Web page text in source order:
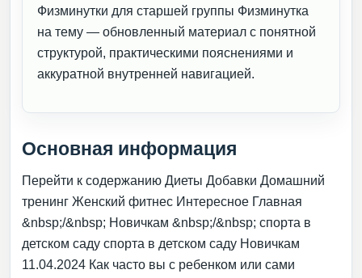
Физминутки для старшей группы Физминутка
на тему — обновленный материал с понятной
структурой, практическими пояснениями и
аккуратной внутренней навигацией.
Основная информация
Перейти к содержанию Диеты Добавки Домашний
тренинг Женский фитнес Интересное Главная
&nbsp;/&nbsp; Новичкам &nbsp;/&nbsp; спорта в
детском саду спорта в детском саду Новичкам
11.04.2024 Как часто вы с ребенком или сами